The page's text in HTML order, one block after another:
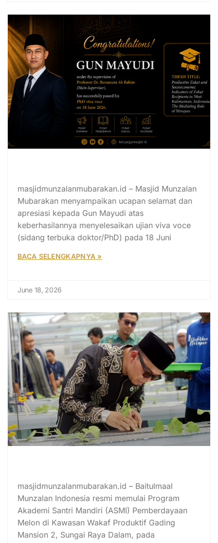
masjidmunzalanmubarakan.id – Masjid Munzalan
Mubarakan menyampaikan ucapan selamat dan
apresiasi kepada Gun Mayudi atas
keberhasilannya menyelesaikan ujian viva voce
(sidang terbuka doktor/PhD) pada 18 Juni
BACA SELENGKAPNYA »
June 18, 2026
masjidmunzalanmubarakan.id – Baitulmaal
Munzalan Indonesia resmi memulai Program
Akademi Santri Mandiri (ASMI) Pemberdayaan
Melon di Kawasan Wakaf Produktif Gading
Mansion 2, Sungai Raya Dalam, pada